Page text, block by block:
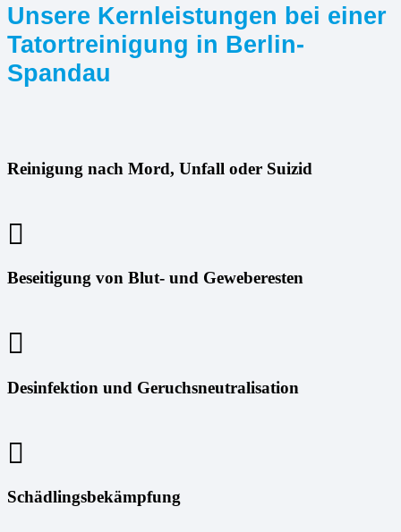
Unsere Kernleistungen bei einer
Tatortreinigung in Berlin-
Spandau
Reinigung nach Mord, Unfall oder Suizid
Beseitigung von Blut- und Geweberesten
Desinfektion und Geruchsneutralisation
Schädlingsbekämpfung